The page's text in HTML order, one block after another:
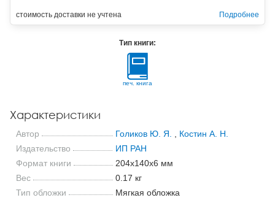
стоимость доставки не учтена Подробнее
Тип книги:
печ. книга
Характеристики
Автор Голиков Ю. Я.
Костин А. Н.
Издательство
ИП РАН
Формат книги
204x140x6 мм
Вес
0.17 кг
Тип обложки
Мягкая обложка